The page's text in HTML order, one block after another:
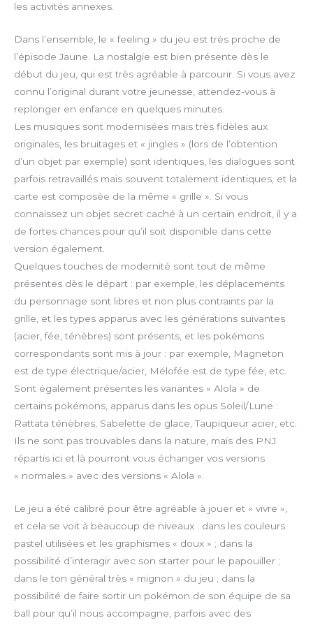
les activités annexes.
Dans l’ensemble, le « feeling » du jeu est très proche de
l’épisode Jaune. La nostalgie est bien présente dès le
début du jeu, qui est très agréable à parcourir. Si vous avez
connu l’original durant votre jeunesse, attendez-vous à
replonger en enfance en quelques minutes.
Les musiques sont modernisées mais très fidèles aux
originales, les bruitages et « jingles » (lors de l’obtention
d’un objet par exemple) sont identiques, les dialogues sont
parfois retravaillés mais souvent totalement identiques, et la
carte est composée de la même « grille ». Si vous
connaissez un objet secret caché à un certain endroit, il y a
de fortes chances pour qu’il soit disponible dans cette
version également.
Quelques touches de modernité sont tout de même
présentes dès le départ : par exemple, les déplacements
du personnage sont libres et non plus contraints par la
grille, et les types apparus avec les générations suivantes
(acier, fée, ténèbres) sont présents, et les pokémons
correspondants sont mis à jour : par exemple, Magneton
est de type électrique/acier, Mélofée est de type fée, etc.
Sont également présentes les variantes « Alola » de
certains pokémons, apparus dans les opus Soleil/Lune :
Rattata ténèbres, Sabelette de glace, Taupiqueur acier, etc.
Ils ne sont pas trouvables dans la nature, mais des PNJ
répartis ici et là pourront vous échanger vos versions
« normales » avec des versions « Alola ».
Le jeu a été calibré pour être agréable à jouer et « vivre »,
et cela se voit à beaucoup de niveaux : dans les couleurs
pastel utilisées et les graphismes « doux » ; dans la
possibilité d’interagir avec son starter pour le papouiller ;
dans le ton général très « mignon » du jeu ; dans la
possibilité de faire sortir un pokémon de son équipe de sa
ball pour qu’il nous accompagne, parfois avec des